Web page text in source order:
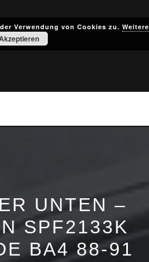
UNTEN –
SPF2133K
BA4 88-91
Verwendung von Cookies zu. Weitere